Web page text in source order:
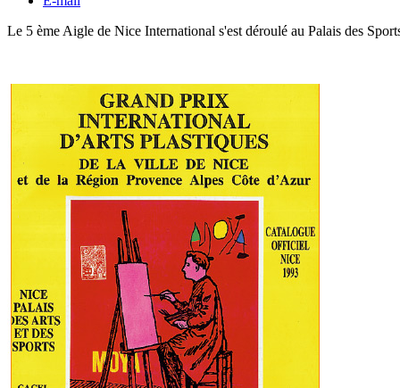
Le 5 ème Aigle de Nice International s'est déroulé au Palais des